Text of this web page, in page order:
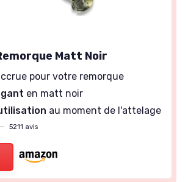
Matt Noir
pour votre remorque
en matt noir
au moment de l'attelage
— 5211 avis